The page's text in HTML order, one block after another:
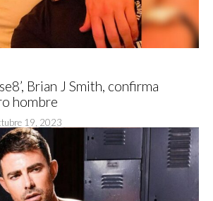
Brian J Smith, confirma
hombre
19, 2023